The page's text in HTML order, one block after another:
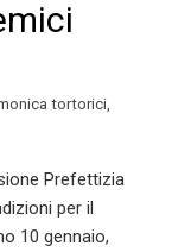
tortorici
Prefettizia
per il
10 gennaio,